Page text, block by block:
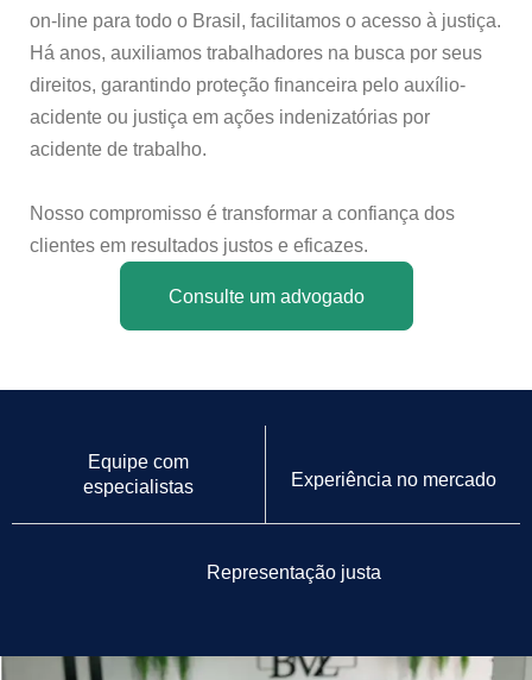
on-line para todo o Brasil, facilitamos o acesso à justiça.
Há anos, auxiliamos trabalhadores na busca por seus
direitos, garantindo proteção financeira pelo auxílio-
acidente ou justiça em ações indenizatórias por
acidente de trabalho.
Nosso compromisso é transformar a confiança dos
clientes em resultados justos e eficazes.
Consulte um advogado
Equipe com
especialistas
Experiência no mercado
Representação justa